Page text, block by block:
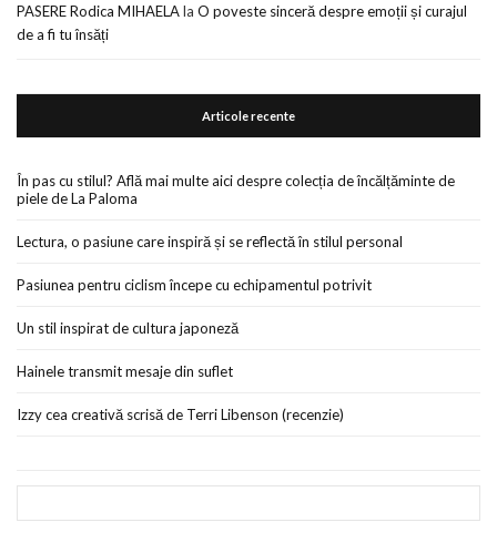
PASERE Rodica MIHAELAla O poveste sinceră despre emoții și curajul
de a fi tu însăți
Articole recente
În pas cu stilul? Află mai multe aici despre colecția de încălțăminte de
piele de La Paloma
Lectura, o pasiune care inspiră și se reflectă în stilul personal
Pasiunea pentru ciclism începe cu echipamentul potrivit
Un stil inspirat de cultura japoneză
Hainele transmit mesaje din suflet
Izzy cea creativă scrisă de Terri Libenson (recenzie)